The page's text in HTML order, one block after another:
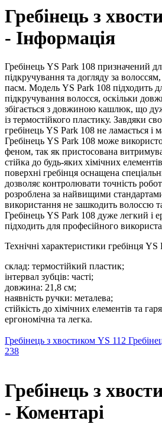
Гребінець з
- Інформація
Гребінець YS Park 108 призначений
підкручування та догляду за
пасм. Модель YS Park 108 підходить
підкручування волосся, оскільки
збігається з довжиною кашлюк, що
із термостійкого пластику. Завдяки
гребінець YS Park 108 не ламається і
Гребінець YS Park 108 може
феном, так як пристосована
стійка до будь-яких хімічних
поверхні гребінця оснащена
дозволяє контролювати точність
розроблена за найвищими стандартами
використання не зашкодить волоссю
Гребінець YS Park 108 дуже легкий і
підходить для професійного
Технічні характеристики гребінця YS
склад: термостійкий пластик;
інтервал зубців: часті;
довжина: 21,8 см;
наявність ручки: металева;
стійкість до хімічних елементів та
ергономічна та легка.
Гребінець з хвостиком YS 112
238
Гребінець з
- Коментарі